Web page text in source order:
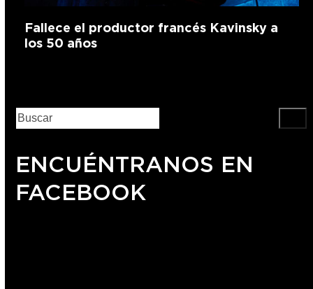
Fallece el productor francés Kavinsky a
los 50 años
ENCUÉNTRANOS EN
FACEBOOK